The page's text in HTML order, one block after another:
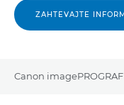
ZAHTEVAJTE
Canon